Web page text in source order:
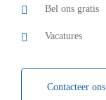
Bel ons gratis
Vacatures
Contacteer ons